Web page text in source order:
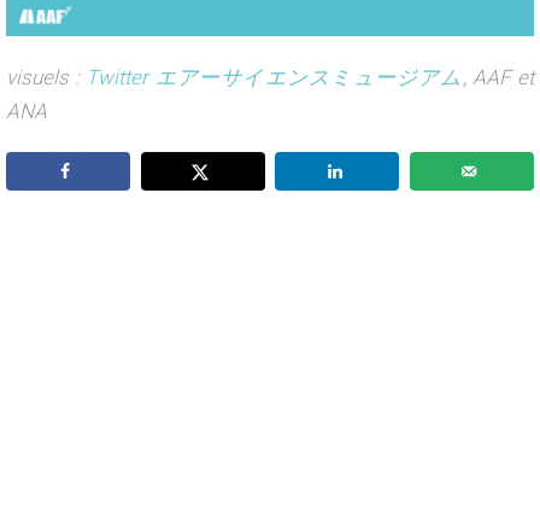
visuels : Twitter エアーサイエンスミュージアム , AAF et
ANA